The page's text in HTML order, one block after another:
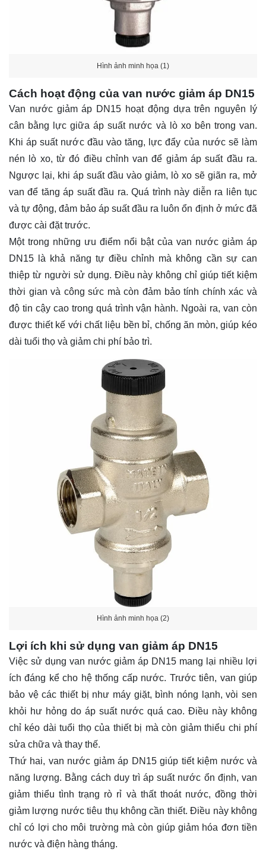
Hình ảnh minh họa (1)
Cách hoạt động của van nước giảm áp DN15
Van nước giảm áp DN15 hoạt động dựa trên nguyên lý
cân bằng lực giữa áp suất nước và lò xo bên trong van.
Khi áp suất nước đầu vào tăng, lực đẩy của nước sẽ làm
nén lò xo, từ đó điều chỉnh van để giảm áp suất đầu ra.
Ngược lại, khi áp suất đầu vào giảm, lò xo sẽ giãn ra, mở
van để tăng áp suất đầu ra. Quá trình này diễn ra liên tục
và tự động, đảm bảo áp suất đầu ra luôn ổn định ở mức đã
được cài đặt trước.
Một trong những ưu điểm nổi bật của van nước giảm áp
DN15 là khả năng tự điều chỉnh mà không cần sự can
thiệp từ người sử dụng. Điều này không chỉ giúp tiết kiệm
thời gian và công sức mà còn đảm bảo tính chính xác và
độ tin cậy cao trong quá trình vận hành. Ngoài ra, van còn
được thiết kế với chất liệu bền bỉ, chống ăn mòn, giúp kéo
dài tuổi thọ và giảm chi phí bảo trì.
Hình ảnh minh họa (2)
Lợi ích khi sử dụng van giảm áp DN15
Việc sử dụng van nước giảm áp DN15 mang lại nhiều lợi
ích đáng kể cho hệ thống cấp nước. Trước tiên, van giúp
bảo vệ các thiết bị như máy giặt, bình nóng lạnh, vòi sen
khỏi hư hỏng do áp suất nước quá cao. Điều này không
chỉ kéo dài tuổi thọ của thiết bị mà còn giảm thiểu chi phí
sửa chữa và thay thế.
Thứ hai, van nước giảm áp DN15 giúp tiết kiệm nước và
năng lượng. Bằng cách duy trì áp suất nước ổn định, van
giảm thiểu tình trạng rò rỉ và thất thoát nước, đồng thời
giảm lượng nước tiêu thụ không cần thiết. Điều này không
chỉ có lợi cho môi trường mà còn giúp giảm hóa đơn tiền
nước và điện hàng tháng.